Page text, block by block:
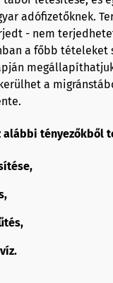
adófizetőknek.
- nem
a főbb tételeket
a
alábbi tényezőkből